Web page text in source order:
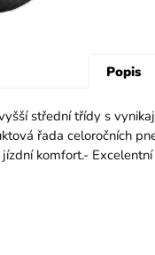
Popis
střední třídy s
řada celoročních
komfort.-